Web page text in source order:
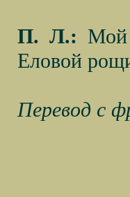
П. Л.: Мой
Еловой
Перевод с